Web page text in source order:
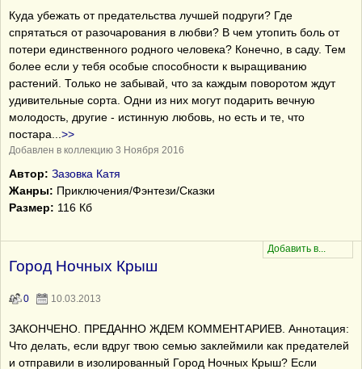
Куда убежать от предательства лучшей подруги? Где
спрятаться от разочарования в любви? В чем утопить боль от
потери единственного родного человека? Конечно, в саду. Тем
более если у тебя особые способности к выращиванию
растений. Только не забывай, что за каждым поворотом ждут
удивительные сорта. Одни из них могут подарить вечную
молодость, другие - истинную любовь, но есть и те, что
постара
>>
Добавлен в коллекцию 3 Ноября 2016
Автор: Зазовка Катя
Жанры: Приключения/Фэнтези/Сказки
Размер: 116 Кб
Город Ночных Крыш
0 10.03.2013
ЗАКОНЧЕНО. ПРЕДАННО ЖДЕМ КОММЕНТАРИЕВ. Аннотация:
Что делать, если вдруг твою семью заклеймили как предателей
и отправили в изолированный Город Ночных Крыш? Если